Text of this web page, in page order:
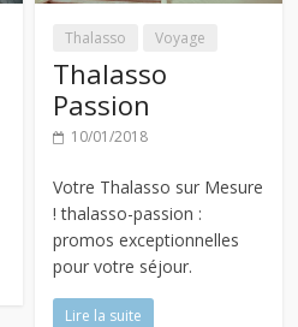
Thalasso Voyage
Thalasso
Passion
10/01/2018
Votre Thalasso sur Mesure
! thalasso-passion :
promos exceptionnelles
pour votre séjour.
Lire la suite